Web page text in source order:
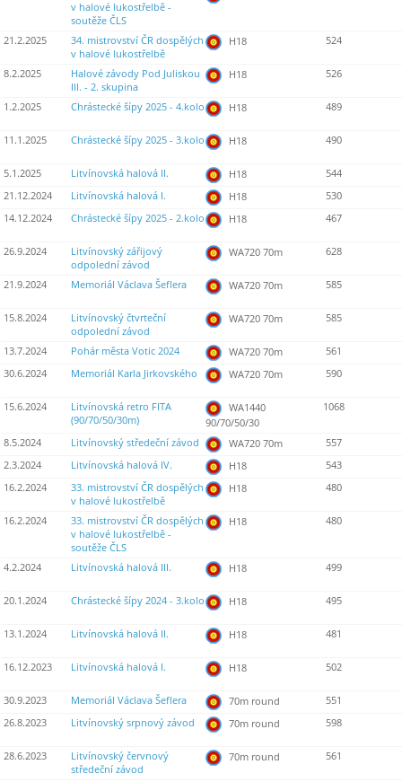
v halové lukostřelbě -
soutěže ČLS
21.2.2025
34. mistrovství ČR dospělých
v halové lukostřelbě
H18 524
8.2.2025
Halové závody Pod Juliskou
III. - 2. skupina
H18 526
1.2.2025 Chrástecké šípy 2025 - 4.kolo H18 489
11.1.2025 Chrástecké šípy 2025 - 3.kolo H18 490
5.1.2025 Litvínovská halová II. H18
544
21.12.2024
Litvínovská halová I. H18
530
14.12.2024
Chrástecké šípy 2025 - 2.kolo H18 467
26.9.2024
Litvínovský zářijový
odpolední závod
WA720 70m 628
21.9.2024 Memoriál Václava Šeflera WA720 70m 585
15.8.2024
Litvínovský čtvrteční
odpolední závod
WA720 70m 585
13.7.2024 Pohár města Votic 2024 WA720 70m
561
30.6.2024
Memoriál Karla Jirkovského WA720 70m 590
15.6.2024
Litvínovská retro FITA
(90/70/50/30m)
WA1440
90/70/50/30
1068
8.5.2024 Litvínovský středeční závod WA720 70m
557
2.3.2024
Litvínovská halová IV. H18
543
16.2.2024
33. mistrovství ČR dospělých
v halové lukostřelbě
H18 480
16.2.2024
33. mistrovství ČR dospělých
v halové lukostřelbě -
soutěže ČLS
H18 480
4.2.2024 Litvínovská halová III. H18 499
20.1.2024 Chrástecké šípy 2024 - 3.kolo H18 495
13.1.2024 Litvínovská halová II. H18 481
16.12.2023 Litvínovská halová I. H18 502
30.9.2023 Memoriál Václava Šeflera 70m round
551
26.8.2023
Litvínovský srpnový závod 70m round 598
28.6.2023
Litvínovský červnový
středeční závod
70m round 561